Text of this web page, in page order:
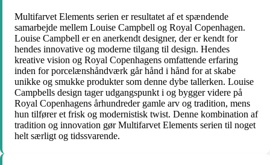
Multifarvet Elements serien er resultatet af et spændende
samarbejde mellem Louise Campbell og Royal Copenhagen.
Louise Campbell er en anerkendt designer, der er kendt for
hendes innovative og moderne tilgang til design. Hendes
kreative vision og Royal Copenhagens omfattende erfaring
inden for porcelænshåndværk går hånd i hånd for at skabe
unikke og smukke produkter som denne dybe tallerken. Louise
Campbells design tager udgangspunkt i og bygger videre på
Royal Copenhagens århundreder gamle arv og tradition, mens
hun tilfører et frisk og modernistisk twist. Denne kombination af
tradition og innovation gør Multifarvet Elements serien til noget
helt særligt og tidssvarende.